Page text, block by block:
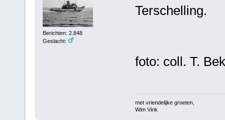
Berichten: 2.848
Geslacht:
Terschelling.
foto: coll. T.
met vriendelijke groeten,
Wim Vink